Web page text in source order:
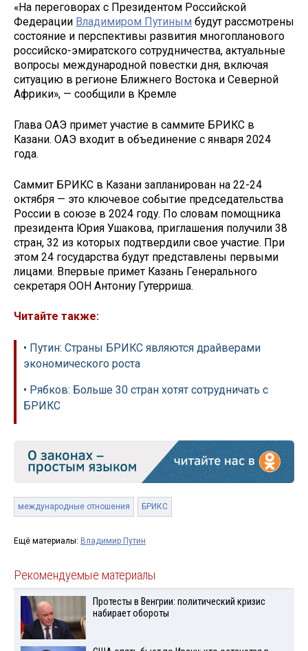
«На переговорах с Президентом Российской
Федерации Владимиром Путиным будут рассмотрены
состояние и перспективы развития многопланового
российско-эмиратского сотрудничества, актуальные
вопросы международной повестки дня, включая
ситуацию в регионе Ближнего Востока и Северной
Африки», — сообщили в Кремле
Глава ОАЭ примет участие в саммите БРИКС в
Казани. ОАЭ входит в объединение с января 2024
года.
Саммит БРИКС в Казани запланирован на 22-24
октября — это ключевое событие председательства
России в союзе в 2024 году. По словам помощника
президента Юрия Ушакова, приглашения получили 38
стран, 32 из которых подтвердили свое участие. При
этом 24 государства будут представлены первыми
лицами. Впервые примет Казань Генерального
секретаря ООН Антониу Гутерриша.
Читайте также:
• Путин: Страны БРИКС являются драйверами
экономического роста
• Рябков: Больше 30 стран хотят сотрудничать с
БРИКС
международные отношения БРИКС
Ещё материалы: Владимир Путин
Рекомендуемые материалы
Протесты в Венгрии: политический кризис
набирает обороты